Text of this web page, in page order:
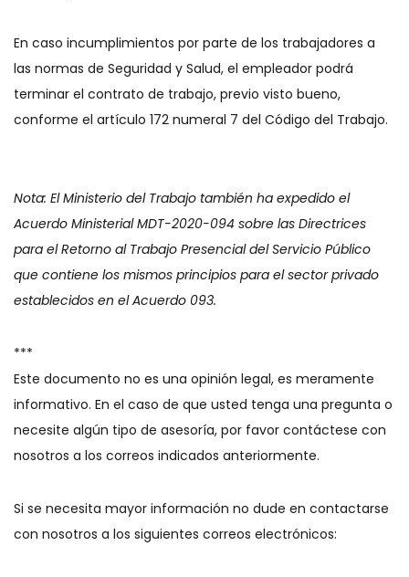
En caso incumplimientos por parte de los trabajadores a
las normas de Seguridad y Salud, el empleador podrá
terminar el contrato de trabajo, previo visto bueno,
conforme el artículo 172 numeral 7 del Código del Trabajo.
Nota: El Ministerio del Trabajo también ha expedido el
Acuerdo Ministerial MDT-2020-094 sobre las Directrices
para el Retorno al Trabajo Presencial del Servicio Público
que contiene los mismos principios para el sector privado
establecidos en el Acuerdo 093.
***
Este documento no es una opinión legal, es meramente
informativo. En el caso de que usted tenga una pregunta o
necesite algún tipo de asesoría, por favor contáctese con
nosotros a los correos indicados anteriormente.
Si se necesita mayor información no dude en contactarse
con nosotros a los siguientes correos electrónicos: